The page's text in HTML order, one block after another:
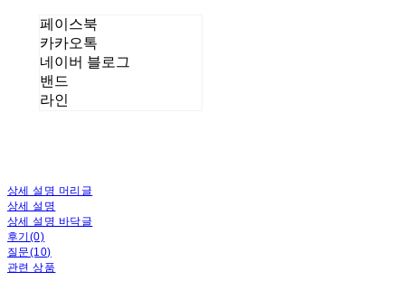
페이스북
카카오톡
네이버 블로그
밴드
라인
상세 설명 머리글
상세 설명
상세 설명 바닥글
후기(0)
질문(10)
관련 상품